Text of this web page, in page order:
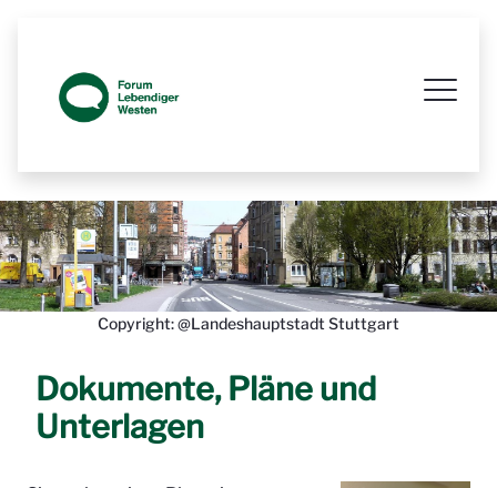
Copyright: @Landeshauptstadt Stuttgart
Dokumente, Pläne und
Unterlagen